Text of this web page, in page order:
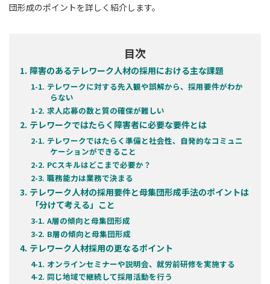
団形成のポイントを詳しく紹介します。
目次
障害のあるテレワーク人材の採用における主な課題
テレワークに対する先入観や誤解から、採用要件がわか
らない
求人応募の数と質の確保が難しい
テレワークではたらく障害者に必要な要件とは
テレワークではたらく準備と社会性、自発的なコミュニ
ケーションができること
PCスキルはどこまで必要か？
職務能力は業務で決まる
テレワーク人材の採用要件と母集団形成手法のポイントは
「分けて考える」こと
A層の傾向と母集団形成
B層の傾向と母集団形成
テレワーク人材採用の更なるポイント
オンラインセミナーや説明会、就労前研修を実施する
同じ地域で継続して採用活動を行う